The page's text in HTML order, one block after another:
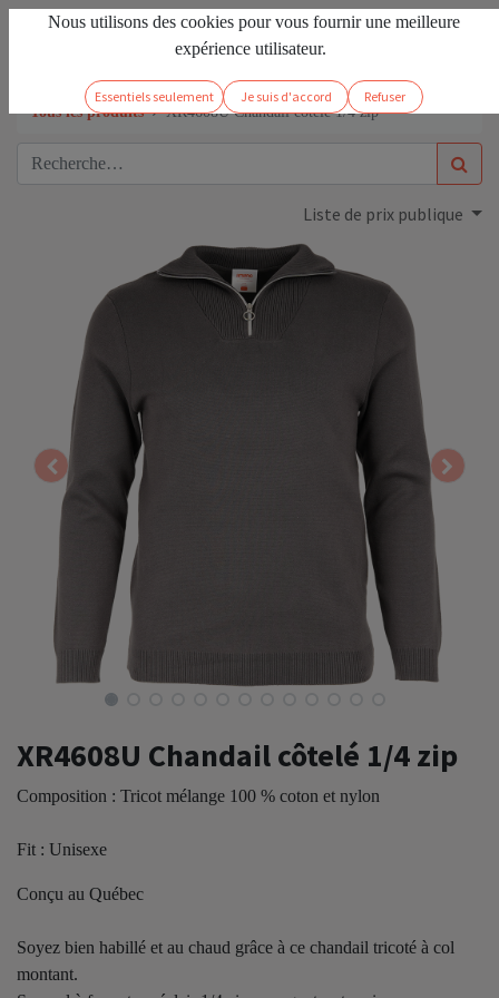
Se connecter FR
Tous les produits XR4608U Chandail côtelé 1/4 zip
Liste de prix publique
XR4608U Chandail côtelé 1/4 zip
Composition : Tricot mélange 100 % coton et nylon
Fit : Unisexe
Conçu au Québec
Soyez bien habillé et au chaud grâce à ce chandail tricoté à col
montant.
Nous utilisons des cookies pour vous fournir une meilleure
expérience utilisateur.
Essentiels seulement Je suis d'accord Refuser